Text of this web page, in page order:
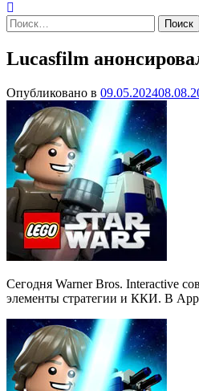
Найти:
Lucasfilm
Опубликовано в 09.05.2024
Сегодня Warner Bros. Interactive
элементы стратегии и ККИ. В App